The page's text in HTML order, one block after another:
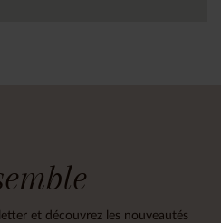
et découvrez les nouveautés